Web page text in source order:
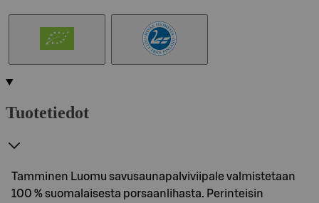
Tuotetiedot
Tamminen Luomu savusaunapalviviipale valmistetaan
100 % suomalaisesta porsaanlihasta. Perinteisin